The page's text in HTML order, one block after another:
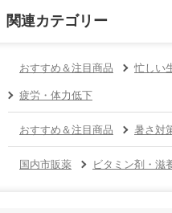
関連カテゴリー
おすすめ＆注目商品
忙しい
疲労・体力低下
おすすめ＆注目商品 暑さ対
国内市販薬 ビタミン剤・滋